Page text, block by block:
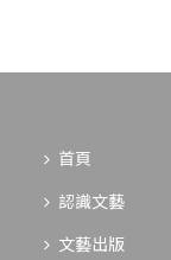
首頁
認識文藝
文藝出版